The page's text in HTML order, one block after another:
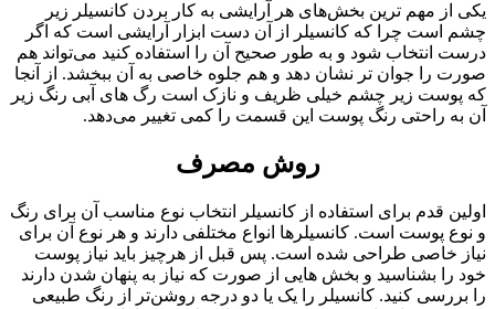
یکی از مهم ترین بخش‌های هر آرایشی به کار بردن کانسیلر زیر
چشم است چرا که کانسیلر از آن دست ابزار آرایشی است که اگر
درست انتخاب شود و به طور صحیح آن را استفاده کنید می‌تواند هم
صورت را جوان تر نشان دهد و هم جلوه خاصی به آن ببخشد. از آنجا
که پوست زیر چشم خیلی ظریف و نازک است رگ های آبی رنگ زیر
آن به راحتی رنگ پوست این قسمت را کمی تغییر می‌دهد.
روش مصرف
اولین قدم برای استفاده از کانسیلر انتخاب نوع مناسب آن برای رنگ
و نوع پوست است. کانسیلرها انواع مختلفی دارند و هر نوع آن برای
نیاز خاصی طراحی شده است. پس قبل از هرچیز باید نیاز پوست
خود را بشناسید و بخش هایی از صورت که نیاز به پنهان شدن دارند
را بررسی کنید. کانسیلر را یک یا دو درجه روشن‌تر از رنگ طبیعی